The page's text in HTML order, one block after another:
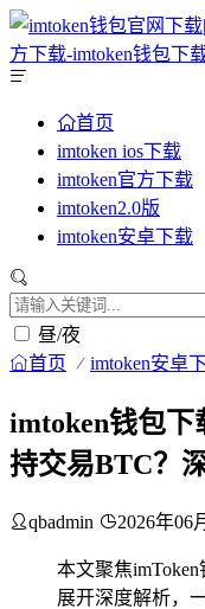
首页
imtoken ios下载
imtoken官方下载
imtoken2.0版
imtoken安卓下载
昼/夜
首页 imtoken安卓
imtoken钱包下
持交易BTC？
qbadmin 2026年06
本文聚焦
展开深度解析，